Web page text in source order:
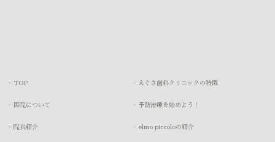
− TOP
− 医院について
− 院長紹介
− えぐさ歯科クリニックの特徴
− 予防治療を始めよう！
− elmo piccoloの紹介